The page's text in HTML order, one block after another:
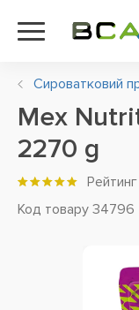
Сироватковий
Mex
2270 g
Рейтинг
Код товару 34796